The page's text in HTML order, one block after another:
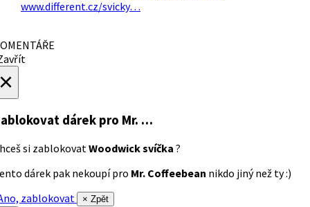
www.different.cz/svicky…
dárek pro Mr. …
si zablokovat Woodwick svíčka ?
dárek pak nekoupí pro Mr. Coffeebean nikdo jiný než ty :)
zablokovat
× Zpět